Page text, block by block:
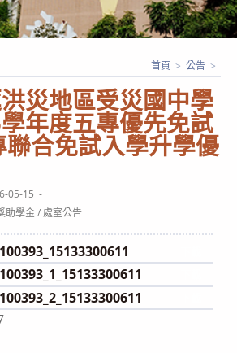
災地區受災國中學
年度五專優先免試
合免試入學升學優
首頁 > 公告 >
05-15
助學金/處室公告